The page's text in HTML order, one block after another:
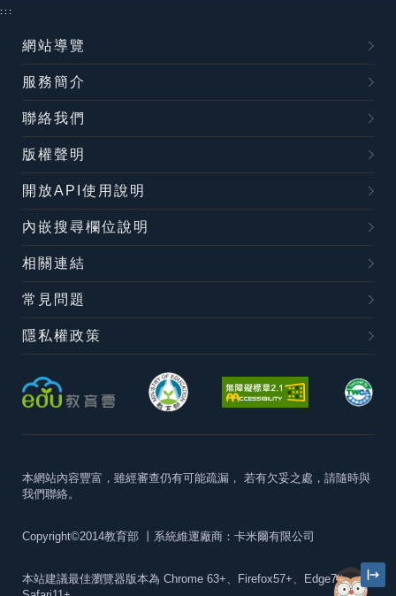
:::
網站導覽
服務簡介
聯絡我們
版權聲明
開放API使用說明
內嵌搜尋欄位說明
相關連結
常見問題
隱私權政策
本網站內容豐富，雖經審查仍有可能疏漏， 若有欠妥之處，請隨時與
我們聯絡。
Copyright©2014教育部 丨系統維運廠商：卡米爾有限公司
本站建議最佳瀏覽器版本為 Chrome 63+、Firefox57+、Edge79+及